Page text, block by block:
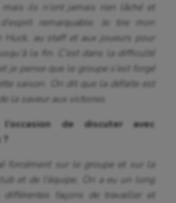
mais ils n’ont jamais rien lâché et
remarquable. Je tire mon
Huck, au staff et aux joueurs pour
la fin. C’est dans la difficulté
je pense que le groupe s’est forgé
saison. On dit que la défaite est
la saveur aux victoires.
de discuter avec
?
forcément sur le groupe et sur la
et de l’équipe. On a eu un long
différentes façons de travailler et